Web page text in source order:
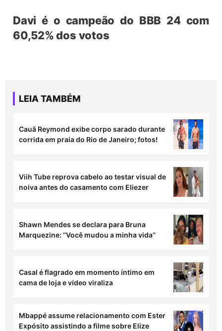
Davi é o campeão do BBB 24 com
60,52% dos votos
LEIA TAMBÉM
Cauã Reymond exibe corpo sarado durante
corrida em praia do Rio de Janeiro; fotos!
Viih Tube reprova cabelo ao testar visual de
noiva antes do casamento com Eliezer
Shawn Mendes se declara para Bruna
Marquezine: ‘’Você mudou a minha vida’’
Casal é flagrado em momento íntimo em
cama de loja e vídeo viraliza
Mbappé assume relacionamento com Ester
Expósito assistindo a filme sobre Elize